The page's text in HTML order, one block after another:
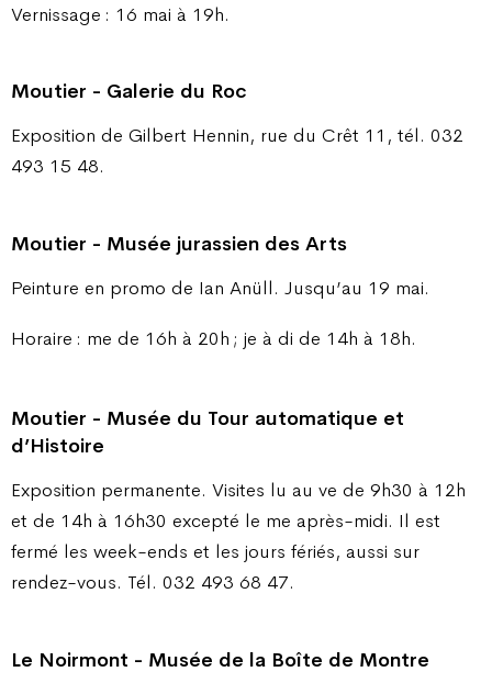
Vernissage : 16 mai à 19h.
Moutier - Galerie du Roc
Exposition de Gilbert Hennin, rue du Crêt 11, tél. 032
493 15 48.
Moutier - Musée jurassien des Arts
Peinture en promo de Ian Anüll. Jusqu’au 19 mai.
Horaire : me de 16h à 20h ; je à di de 14h à 18h.
Moutier - Musée du Tour automatique et
d’Histoire
Exposition permanente. Visites lu au ve de 9h30 à 12h
et de 14h à 16h30 excepté le me après-midi. Il est
fermé les week-ends et les jours fériés, aussi sur
rendez-vous. Tél. 032 493 68 47.
Le Noirmont - Musée de la Boîte de Montre